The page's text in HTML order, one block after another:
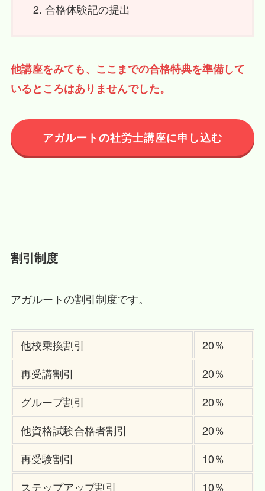
合格体験記の提出
他講座をみても、ここまでの合格特典を準備して
いるところはありませんでした。
アガルートの社労士講座に申し込む
割引制度
アガルートの割引制度です。
他校乗換割引
20％
再受講割引
20％
グループ割引
20％
他資格試験合格者割引
20％
再受験割引
10％
ステップアップ割引
10％